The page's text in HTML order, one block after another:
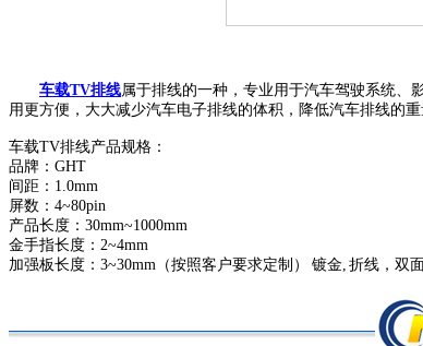
车载TV排线属于排线的一种，专业用于汽车驾驶系统、
用更方便，大大减少汽车电子排线的体积，降低汽车排线的
车载TV排线产品规格：
品牌： GHT
间距： 1.0mm
屏数： 4~80pin
产品长度： 30mm~1000mm
金手指长度： 2~4mm
加强板长度： 3~30mm （按照客户要求定制） 镀金 折线，双